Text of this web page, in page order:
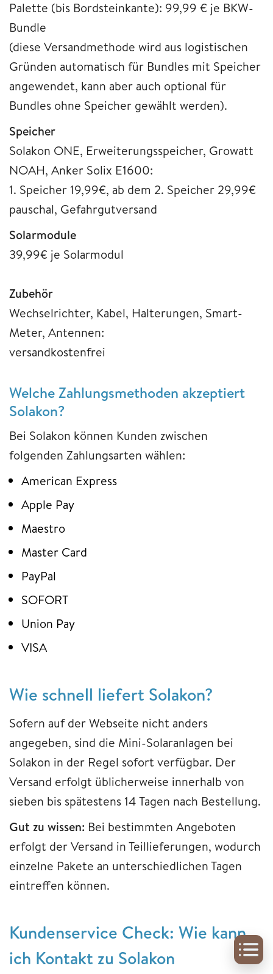
Palette (bis Bordsteinkante): 99,99 € je BKW-
Bundle
(diese Versandmethode wird aus logistischen
Gründen automatisch für Bundles mit Speicher
angewendet, kann aber auch optional für
Bundles ohne Speicher gewählt werden).
Speicher
Solakon ONE, Erweiterungsspeicher, Growatt
NOAH, Anker Solix E1600:
1. Speicher 19,99€, ab dem 2. Speicher 29,99€
pauschal, Gefahrgutversand
Solarmodule
39,99€ je Solarmodul
Zubehör
Wechselrichter, Kabel, Halterungen, Smart-
Meter, Antennen:
versandkostenfrei
Welche Zahlungsmethoden akzeptiert
Solakon?
Bei Solakon können Kunden zwischen
folgenden Zahlungsarten wählen:
American Express
Apple Pay
Maestro
Master Card
PayPal
SOFORT
Union Pay
VISA
Wie schnell liefert Solakon?
Sofern auf der Webseite nicht anders
angegeben, sind die Mini-Solaranlagen bei
Solakon in der Regel sofort verfügbar. Der
Versand erfolgt üblicherweise innerhalb von
sieben bis spätestens 14 Tagen nach Bestellung.
Gut zu wissen: Bei bestimmten Angeboten
erfolgt der Versand in Teillieferungen, wodurch
einzelne Pakete an unterschiedlichen Tagen
eintreffen können.
Kundenservice Check: Wie kann
ich Kontakt zu Solakon